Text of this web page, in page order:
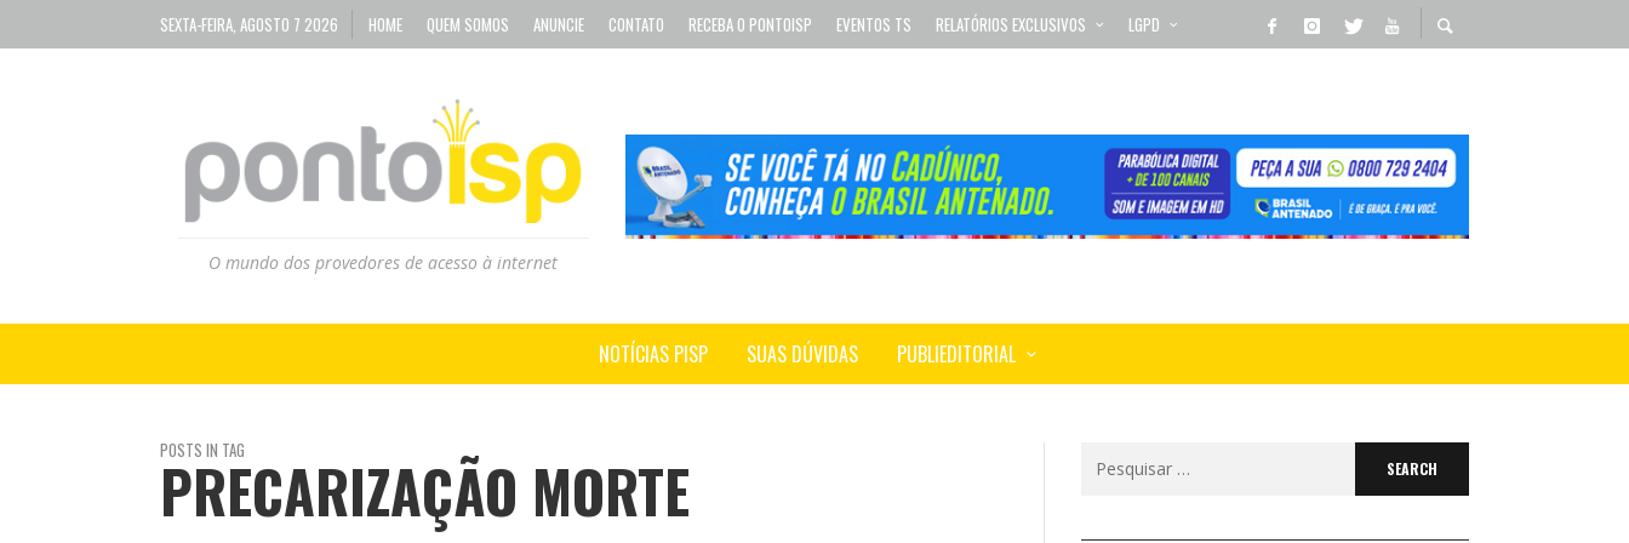
SEXTA-FEIRA, AGOSTO 7 2026 HOME QUEM SOMOS ANUNCIE CONTATO RECEBA O PONTOISP EVENTOS TS RELATÓRIOS EXCLUSIVOS LGPD
O mundo dos provedores de acesso à internet
NOTÍCIAS PISP SUAS DÚVIDAS PUBLIEDITORIAL
POSTS IN TAG
PRECARIZAÇÃO MORTE